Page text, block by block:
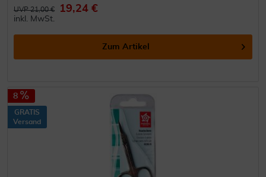
UVP 21,00 € 19,24 €
inkl. MwSt.
Zum Artikel
8
GRATIS
Versand